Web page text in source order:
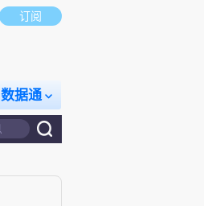
订阅
数据通